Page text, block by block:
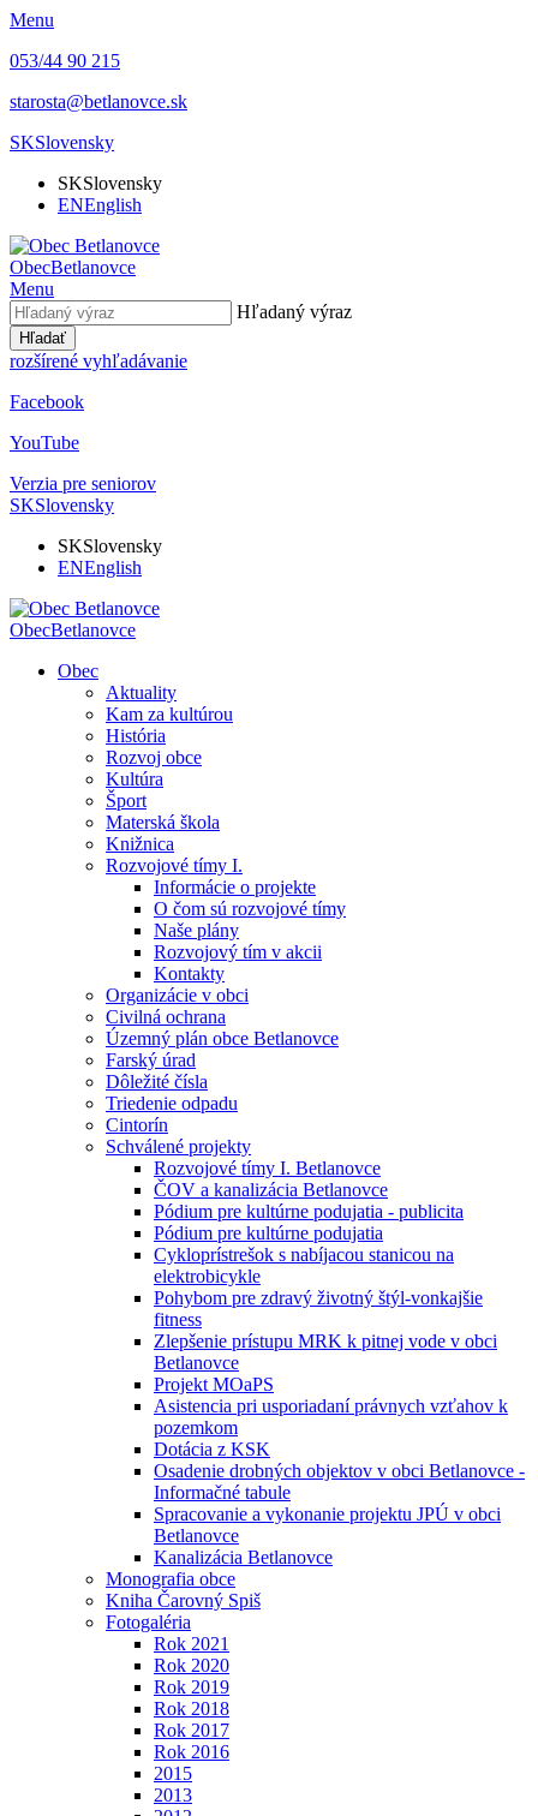
Menu
053/44 90 215
starosta@betlanovce.sk
SKSlovensky
SKSlovensky
ENEnglish
ObecBetlanovce
Menu
Hľadaný výraz
Hľadať
rozšírené vyhľadávanie
Facebook
YouTube
Verzia pre seniorov
SKSlovensky
SKSlovensky
ENEnglish
ObecBetlanovce
Obec
Aktuality
Kam za kultúrou
História
Rozvoj obce
Kultúra
Šport
Materská škola
Knižnica
Rozvojové tímy I.
Informácie o projekte
O čom sú rozvojové tímy
Naše plány
Rozvojový tím v akcii
Kontakty
Organizácie v obci
Civilná ochrana
Územný plán obce Betlanovce
Farský úrad
Dôležité čísla
Triedenie odpadu
Cintorín
Schválené projekty
Rozvojové tímy I. Betlanovce
ČOV a kanalizácia Betlanovce
Pódium pre kultúrne podujatia - publicita
Pódium pre kultúrne podujatia
Cykloprístrešok s nabíjacou stanicou na
elektrobicykle
Pohybom pre zdravý životný štýl-vonkajšie
fitness
Zlepšenie prístupu MRK k pitnej vode v obci
Betlanovce
Projekt MOaPS
Asistencia pri usporiadaní právnych vzťahov k
pozemkom
Dotácia z KSK
Osadenie drobných objektov v obci Betlanovce -
Informačné tabule
Spracovanie a vykonanie projektu JPÚ v obci
Betlanovce
Kanalizácia Betlanovce
Monografia obce
Kniha Čarovný Spiš
Fotogaléria
Rok 2021
Rok 2020
Rok 2019
Rok 2018
Rok 2017
Rok 2016
2015
2013